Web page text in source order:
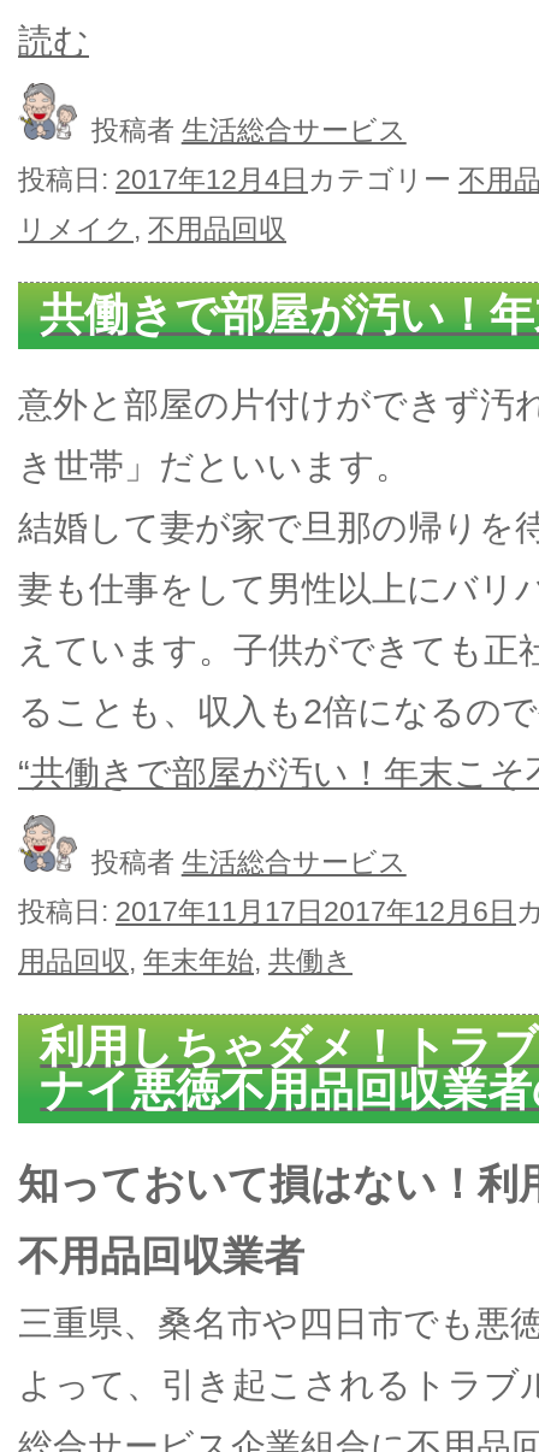
読む
投稿者 生活総合サービス
投稿日: 2017年12月4日 カテゴリー 不用
リメイク , 不用品回収
共働きで部屋が汚い！
意外と部屋の片付けができず汚
き世帯」だといいます。
結婚して妻が家で旦那の帰りを
妻も仕事をして男性以上にバリ
えています。子供ができても正
ることも、収入も2倍になるの
“共働きで部屋が汚い！年末こ
投稿者 生活総合サービス
投稿日: 2017年11月17日2017年12月6日
用品回収, 年末年始, 共働き
利用しちゃダメ！トラ
ナイ悪徳不用品回収業
知っておいて損はない！利
不用品回収業者
三重県、桑名市や四日市でも悪
よって、引き起こされるトラブ